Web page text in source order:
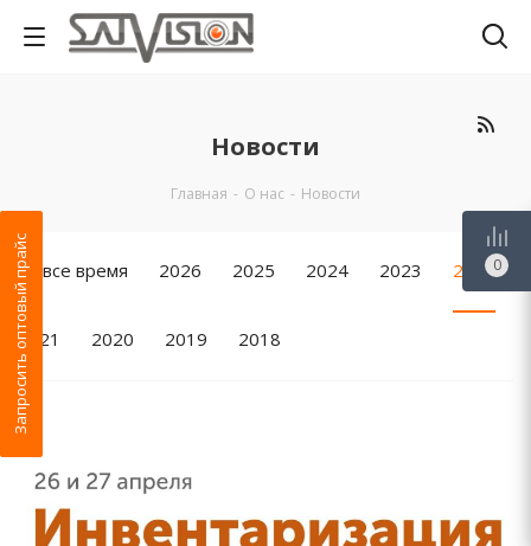
Новости
Главная - О нас - Новости
За все время 2026 2025 2024 2023 2022
2021 2020 2019 2018
Запросить оптовый прайс 0